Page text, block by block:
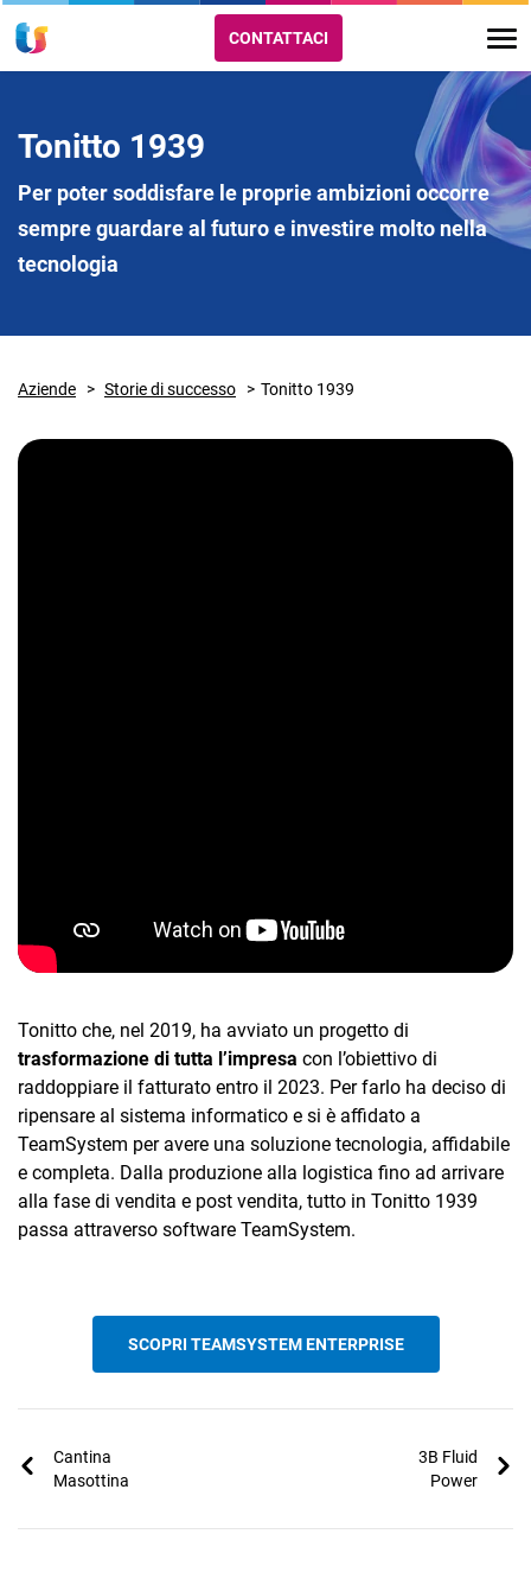
HR
TeamSystem Corporate
TeamSystem Store
CONTATTACI
Tonitto 1939
Per poter soddisfare le proprie ambizioni occorre
sempre guardare al futuro e investire molto nella
tecnologia
Aziende Storie di successo Tonitto 1939
Tonitto che, nel 2019, ha avviato un progetto di
trasformazione di tutta l’impresa con l’obiettivo di
raddoppiare il fatturato entro il 2023. Per farlo ha deciso di
ripensare al sistema informatico e si è affidato a
TeamSystem per avere una soluzione tecnologia, affidabile
e completa. Dalla produzione alla logistica fino ad arrivare
alla fase di vendita e post vendita, tutto in Tonitto 1939
passa attraverso software TeamSystem.
SCOPRI TEAMSYSTEM ENTERPRISE
Cantina
Masottina
3B Fluid
Power